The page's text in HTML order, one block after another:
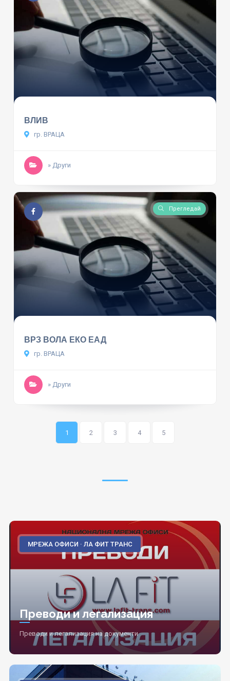
ВЛИВ
гр. ВРАЦА
» Други
Прегледай
ВРЗ ВОЛА ЕКО ЕАД
гр. ВРАЦА
» Други
1 2 3 4 5
МРЕЖА ОФИСИ · ЛА ФИТ ТРАНС
Преводи и легализация
Преводи и легализация на документи